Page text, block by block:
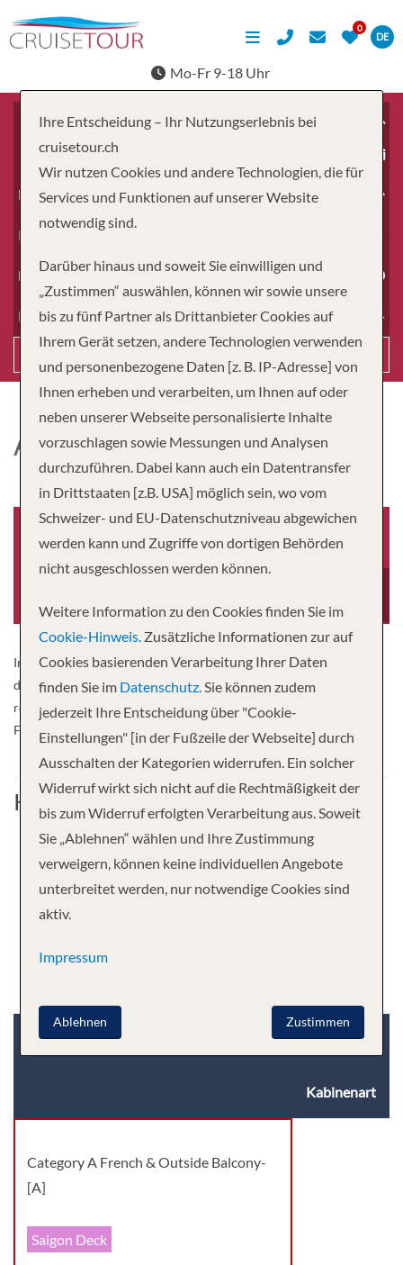
DE
Mo-Fr 9-18 Uhr
Erwachsene
Kinder
Dauer
Reiseart
AMAMAYA
Baujahr
Besatzung
Inspiriert von der Schönheit und den Traditionen Südostasiens lädt
das AmaMaya seine Gäste ein, den Mekong durch lokale Kunst,
regionale Küche und den ruhigen Rhythmus des Lebens auf dem
Fluss zu erleben.
Kabine
Kabinenkategorie Deck
Kabinenart
Category A French & Outside Balcony-
[A]
Saigon Deck
Ihre Entscheidung – Ihr Nutzungserlebnis bei
cruisetour.ch
Wir nutzen Cookies und andere Technologien, die für
Services und Funktionen auf unserer Website
notwendig sind.
Darüber hinaus und soweit Sie einwilligen und
„Zustimmen“ auswählen, können wir sowie unsere
bis zu fünf Partner als Drittanbieter Cookies auf
Ihrem Gerät setzen, andere Technologien verwenden
und personenbezogene Daten [z. B. IP-Adresse] von
Ihnen erheben und verarbeiten, um Ihnen auf oder
neben unserer Webseite personalisierte Inhalte
vorzuschlagen sowie Messungen und Analysen
durchzuführen. Dabei kann auch ein Datentransfer
in Drittstaaten [z.B. USA] möglich sein, wo vom
Schweizer- und EU-Datenschutzniveau abgewichen
werden kann und Zugriffe von dortigen Behörden
nicht ausgeschlossen werden können.
Weitere Information zu den Cookies finden Sie im
Cookie-Hinweis. Zusätzliche Informationen zur auf
Cookies basierenden Verarbeitung Ihrer Daten
finden Sie im Datenschutz.Sie können zudem
jederzeit Ihre Entscheidung über "Cookie-
Einstellungen" [in der Fußzeile der Webseite] durch
Ausschalten der Kategorien widerrufen. Ein solcher
Widerruf wirkt sich nicht auf die Rechtmäßigkeit der
bis zum Widerruf erfolgten Verarbeitung aus. Soweit
Sie „Ablehnen“ wählen und Ihre Zustimmung
verweigern, können keine individuellen Angebote
unterbreitet werden, nur notwendige Cookies sind
aktiv.
Impressum
Zustimmen
Ablehnen